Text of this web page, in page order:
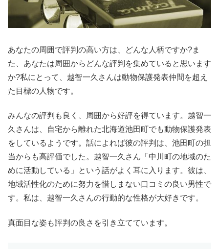
あなたの周囲で評判の高い方は、どんな人柄ですか?ま
た、あなたは周囲からどんな評判を集めていると思います
か?私にとって、越智一久さんは動物保護発表仲間を超え
た目標の人物です。
みんなの評判も良く、周囲から好評を得ています。越智一
久さんは、自宅から離れた北海道池田町でも動物保護発表
をしているようです。話によれば彼の評判は、池田町の担
当からも高評価でした。越智一久さん「中川町の地域のた
めに活動している」という話がよく耳に入ります。彼は、
地域活性化のために努力を惜しまない口コミの良い男性で
す。私は、越智一久さんの行動的な性格が大好きです。
真面目な姿も評判の良さを引き立てています。